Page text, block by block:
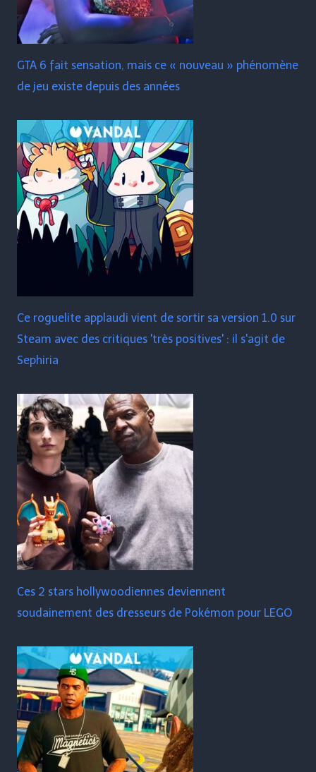
GTA 6 fait sensation, mais ce « nouveau » phénomène
de jeu existe depuis des années
Ce roguelite applaudi vient de sortir sa version 1.0 sur
Steam avec des critiques 'très positives' : il s'agit de
Sephiria
Ces 2 stars hollywoodiennes deviennent
soudainement des dresseurs de Pokémon pour LEGO